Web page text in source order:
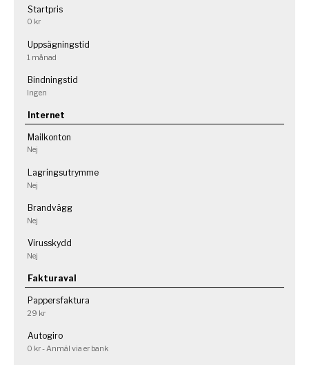
Startpris
0 kr
Uppsägningstid
1 månad
Bindningstid
Ingen
Internet
Mailkonton
Nej
Lagringsutrymme
Nej
Brandvägg
Nej
Virusskydd
Nej
Fakturaval
Pappersfaktura
29 kr
Autogiro
0 kr - Anmäl via er bank